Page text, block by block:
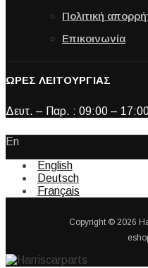
Πολιτική
Επικοινωνία
ΩΡΕΣ ΛΕΙΤΟΥΡΓΙΑΣ
Δευτ. – Παρ. : 09:00 –
En
English
Deutsch
Français
Copyright © 2026